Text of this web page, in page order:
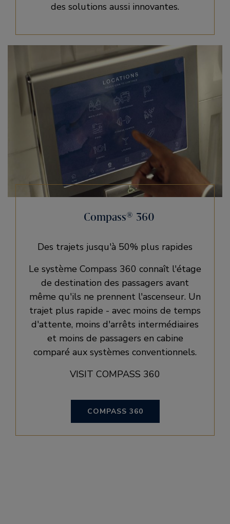
des solutions aussi innovantes.
Compass® 360
Des trajets jusqu'à 50% plus rapides
Le système Compass 360 connaît l'étage
de destination des passagers avant
même qu'ils ne prennent l'ascenseur. Un
trajet plus rapide - avec moins de temps
d'attente, moins d'arrêts intermédiaires
et moins de passagers en cabine
comparé aux systèmes conventionnels.
VISIT COMPASS 360
COMPASS 360